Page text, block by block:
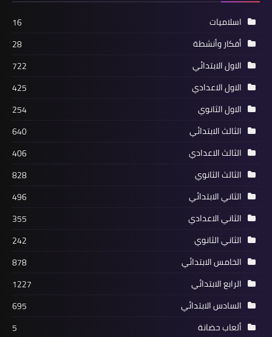
اسلاميات
16
أفكار وأنشطة
28
الاول الابتدائي
722
الاول الاعدادي
425
الاول الثانوي
254
الثالث الابتدائي
640
الثالث الاعدادي
406
الثالث الثانوي
828
الثاني الابتدائي
496
الثاني الاعدادي
355
الثاني الثانوي
242
الخامس الابتدائي
878
الرابع الابتدائي
1227
السادس الابتدائي
695
ألعاب حضانة
5